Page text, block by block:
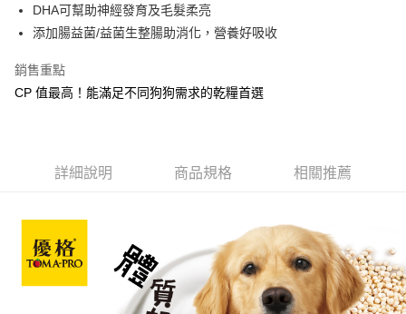
上海商業儲蓄銀行
國泰世華商業銀行
兆豐國際商業銀行
匯豐（台灣）商業銀行
聯邦商業銀行
遠東國際商業銀行
台灣樂天信用卡公司
Apple Pay
悠遊付
大哥付你分期
【大哥付你分期使用說明】
1.本服務由台灣大哥大提供，台灣大哥大用戶可立即使用無須另外申請。
2.付款方式選擇「大哥付你分期」，訂單成立後會自動跳轉到大哥付的交易
流程，驗證手機門號後，選擇欲分期的期數、繳款截止日，確認付款後即完
成交易。
3.實際核准額度、可分期數及費用金額請依後續交易確認頁面所載為準。
AFTEE先享後付
相關說明
【關於「AFTEE先享後付」】
AFTEE先享後付是「在收到商品之後才付款」的支付方式。 讓您購物簡單
DHA可幫助神經發育及毛髮柔亮
添加腸益菌/益菌生整腸助消化，營養好吸收
銷售重點
CP 值最高！能滿足不同狗狗需求的乾糧首選
詳細說明 商品規格 相關推薦